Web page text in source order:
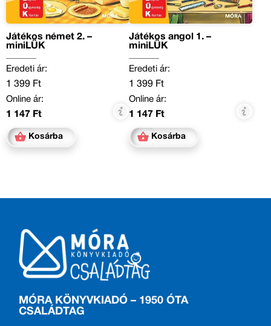
Játékos német 2. –
miniLÜK
Eredeti ár:
1 399 Ft
Online ár:
1 147 Ft
Kosárba
Játékos angol 1. –
miniLÜK
Eredeti ár:
1 399 Ft
Online ár:
1 147 Ft
Kosárba
MÓRA KÖNYVKIADÓ – 1950 ÓTA
CSALÁDTAG